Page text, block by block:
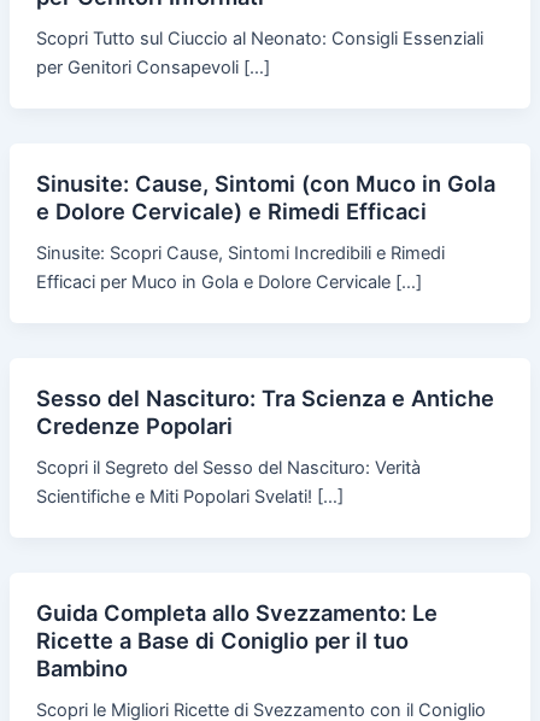
Scopri Tutto sul Ciuccio al Neonato: Consigli Essenziali
per Genitori Consapevoli […]
Sinusite: Cause, Sintomi (con Muco in Gola
e Dolore Cervicale) e Rimedi Efficaci
Sinusite: Scopri Cause, Sintomi Incredibili e Rimedi
Efficaci per Muco in Gola e Dolore Cervicale […]
Sesso del Nascituro: Tra Scienza e Antiche
Credenze Popolari
Scopri il Segreto del Sesso del Nascituro: Verità
Scientifiche e Miti Popolari Svelati! […]
Guida Completa allo Svezzamento: Le
Ricette a Base di Coniglio per il tuo
Bambino
Scopri le Migliori Ricette di Svezzamento con il Coniglio